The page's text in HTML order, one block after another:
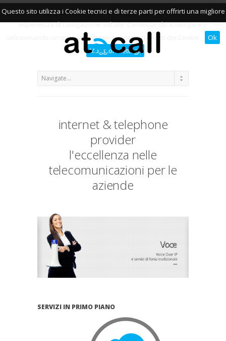
Questo sito utilizza i Cookie tecnici e di terze parti per offrirti una migliore
esperienza di navigazione sul sito. Continuando a navigare o
selezionando un qualsiasi elemento accetti l’utilizzo dei Cookie.
Ok
Maggiori dettagli
internet & telephone
provider
l'eccellenza nelle
telecomunicazioni per le
aziende
SERVIZI IN PRIMO PIANO